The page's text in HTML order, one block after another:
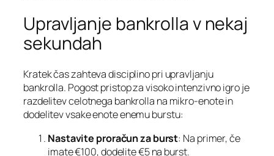
Upravljanje bankrolla v nekaj
sekundah
Kratek čas zahteva disciplino pri upravljanju
bankrolla. Pogost pristop za visoko intenzivno igro je
razdelitev celotnega bankrolla na mikro‑enote in
dodelitev vsake enote enemu burstu:
Nastavite proračun za burst: Na primer, če
imate €100, dodelite €5 na burst.